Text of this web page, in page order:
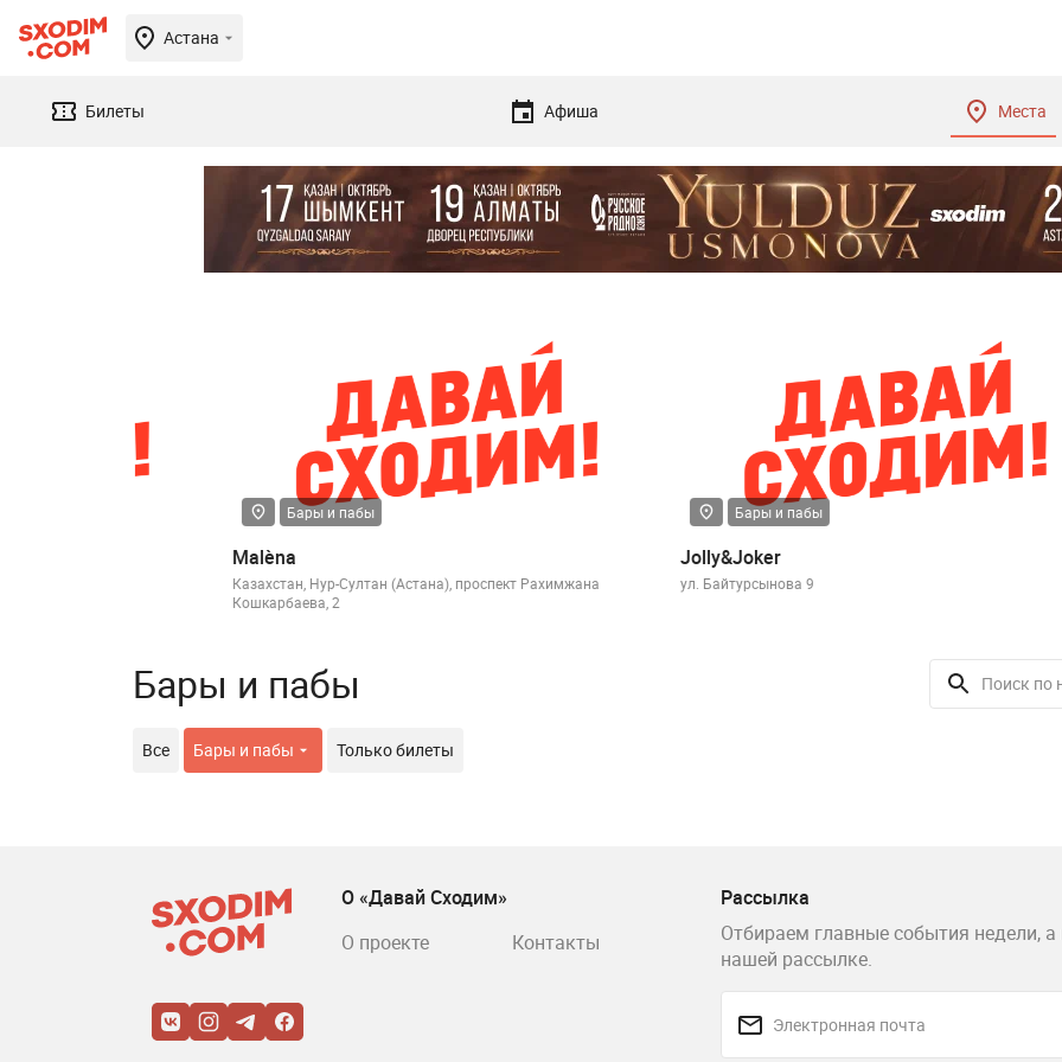
Астана
Билеты Афиша Места
Бары и пабы Бары и пабы
Казахстан, Нур-Султан (Астана), проспект Рахимжана
ул.
Бары и пабы
Все Бары и пабы Только билеты
Рассылка
Отбираем главные события недели,
нашей рассылке.
О «Давай Сходим»
О проекте
Контакты